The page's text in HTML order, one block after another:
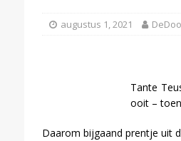
augustus 1, 2021
Tante
ooit –
Daarom bijgaand prentje uit